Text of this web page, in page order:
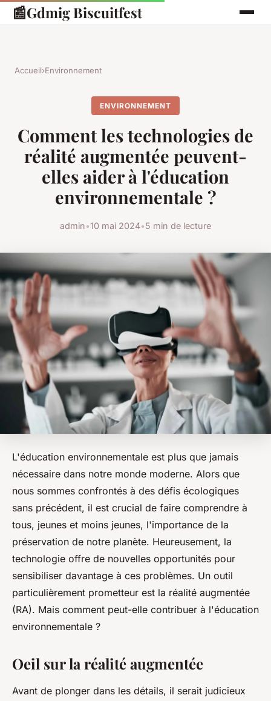
📰Gdmig Biscuitfest
Accueil›Environnement
ENVIRONNEMENT
Comment les technologies de
réalité augmentée peuvent-
elles aider à l'éducation
environnementale ?
admin•10 mai 2024•5 min de lecture
L'éducation environnementale est plus que jamais
nécessaire dans notre monde moderne. Alors que
nous sommes confrontés à des défis écologiques
sans précédent, il est crucial de faire comprendre à
tous, jeunes et moins jeunes, l'importance de la
préservation de notre planète. Heureusement, la
technologie offre de nouvelles opportunités pour
sensibiliser davantage à ces problèmes. Un outil
particulièrement prometteur est la réalité augmentée
(RA). Mais comment peut-elle contribuer à l'éducation
environnementale ?
Oeil sur la réalité augmentée
Avant de plonger dans les détails, il serait judicieux